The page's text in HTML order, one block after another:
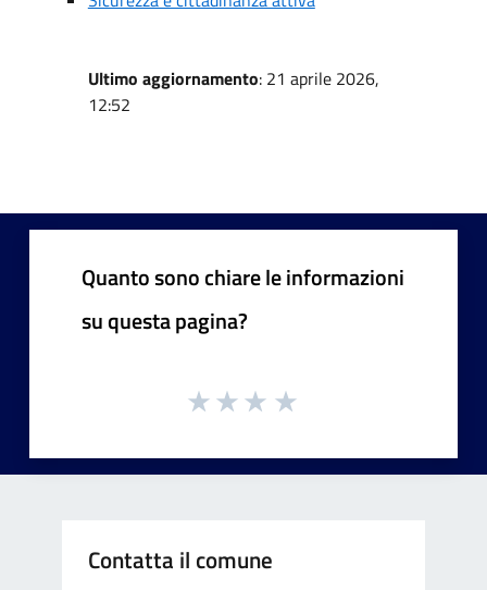
Ultimo aggiornamento: 21 aprile 2026,
12:52
Quanto sono chiare le informazioni
su questa pagina?
Contatta il comune